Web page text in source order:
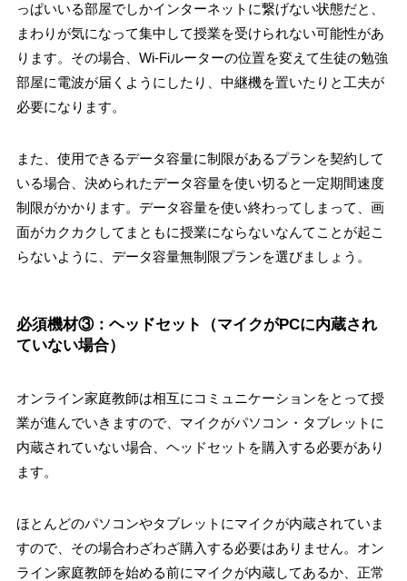
っぱいいる部屋でしかインターネットに繋げない状態だと、
まわりが気になって集中して授業を受けられない可能性があ
ります。その場合、Wi-Fiルーターの位置を変えて生徒の勉強
部屋に電波が届くようにしたり、中継機を置いたりと工夫が
必要になります。
また、使用できるデータ容量に制限があるプランを契約して
いる場合、決められたデータ容量を使い切ると一定期間速度
制限がかかります。データ容量を使い終わってしまって、画
面がカクカクしてまともに授業にならないなんてことが起こ
らないように、データ容量無制限プランを選びましょう。
必須機材③：ヘッドセット（マイクがPCに内蔵され
ていない場合）
オンライン家庭教師は相互にコミュニケーションをとって授
業が進んでいきますので、マイクがパソコン・タブレットに
内蔵されていない場合、ヘッドセットを購入する必要があり
ます。
ほとんどのパソコンやタブレットにマイクが内蔵されていま
すので、その場合わざわざ購入する必要はありません。オン
ライン家庭教師を始める前にマイクが内蔵してあるか、正常